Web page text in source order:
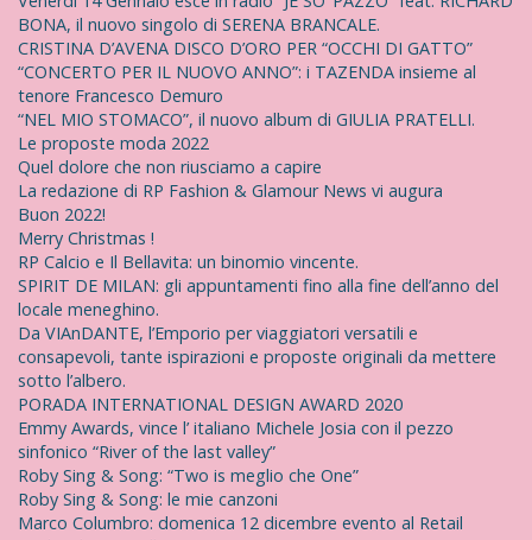
BONA, il nuovo singolo di SERENA BRANCALE.
CRISTINA D’AVENA DISCO D’ORO PER “OCCHI DI GATTO”
“CONCERTO PER IL NUOVO ANNO”: i TAZENDA insieme al
tenore Francesco Demuro
“NEL MIO STOMACO”, il nuovo album di GIULIA PRATELLI.
Le proposte moda 2022
Quel dolore che non riusciamo a capire
La redazione di RP Fashion & Glamour News vi augura
Buon 2022!
Merry Christmas !
RP Calcio e Il Bellavita: un binomio vincente.
SPIRIT DE MILAN: gli appuntamenti fino alla fine dell’anno del
locale meneghino.
Da VIAnDANTE, l’Emporio per viaggiatori versatili e
consapevoli, tante ispirazioni e proposte originali da mettere
sotto l’albero.
PORADA INTERNATIONAL DESIGN AWARD 2020
Emmy Awards, vince l’ italiano Michele Josia con il pezzo
sinfonico “River of the last valley”
Roby Sing & Song: “Two is meglio che One”
Roby Sing & Song: le mie canzoni
Marco Columbro: domenica 12 dicembre evento al Retail